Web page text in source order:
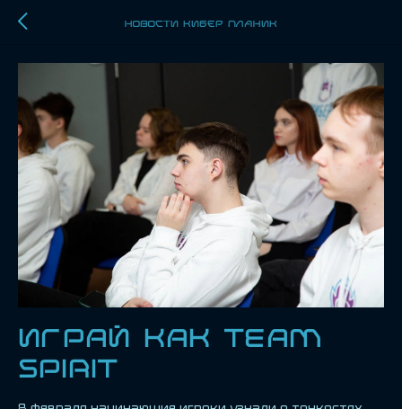
НОВОСТИ КИБЕР ПЛАНИК
Играй как Team
Spirit